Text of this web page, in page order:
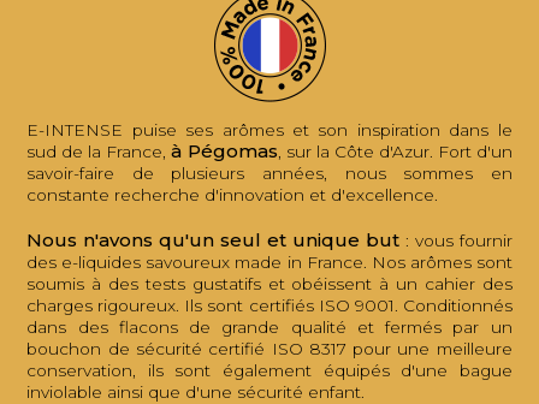
E-INTENSE puise ses arômes et son inspiration dans le
sud de la France,à Pégomas, sur la Côte d'Azur. Fort d'un
savoir-faire de plusieurs années, nous sommes en
constante recherche d'innovation et d'excellence.
Nous n'avons qu'un seul et unique but: vous fournir
des e-liquides savoureux made in France. Nos arômes sont
soumis à des tests gustatifs et obéissent à un cahier des
charges rigoureux. Ils sont certifiés ISO 9001. Conditionnés
dans des flacons de grande qualité et fermés par un
bouchon de sécurité certifié ISO 8317 pour une meilleure
conservation, ils sont également équipés d'une bague
inviolable ainsi que d'une sécurité enfant.